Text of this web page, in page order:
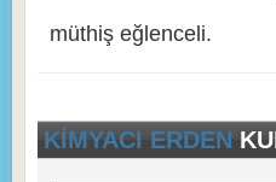
müthiş eğlenceli.
KIMYACI ERDEN